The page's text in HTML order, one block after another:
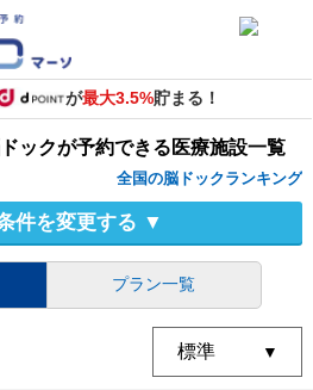
が最大3.5%貯まる！
ックが予約できる医療施設一覧
全国の脳ドックランキング
件を変更する ▼
プラン一覧